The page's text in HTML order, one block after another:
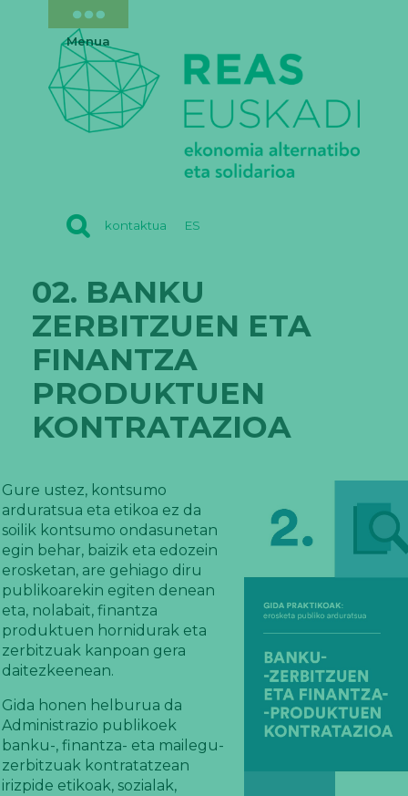
kontaktua ES
Menua
02. BANKU
ZERBITZUEN ETA
FINANTZA
PRODUKTUEN
KONTRATAZIOA
Gure ustez, kontsumo
arduratsua eta etikoa ez da
soilik kontsumo ondasunetan
egin behar, baizik eta edozein
erosketan, are gehiago diru
publikoarekin egiten denean
eta, nolabait, finantza
produktuen hornidurak eta
zerbitzuak kanpoan gera
daitezkeenean.
Gida honen helburua da
Administrazio publikoek
banku-, finantza- eta mailegu-
zerbitzuak kontratatzean
irizpide etikoak, sozialak,